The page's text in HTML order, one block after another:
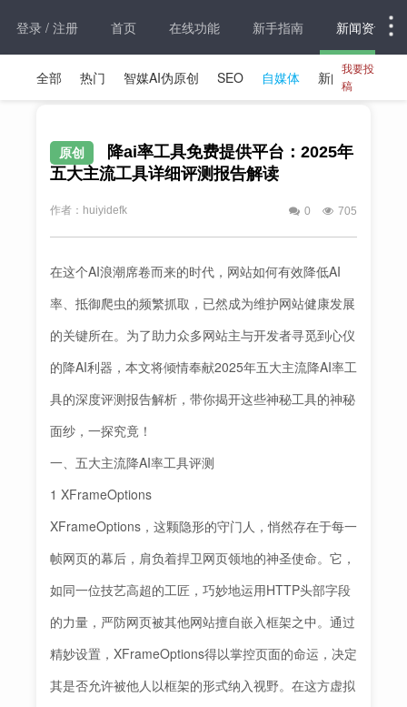
登录 / 注册 首页 在线功能 新手指南 新闻资讯
全部 热门 智媒AI伪原创 SEO 自媒体 新闻资讯
我要投
稿
原创
降ai率工具免费提供平台：2025年
五大主流工具详细评测报告解读
作者：huiyidefk 0 705
在这个AI浪潮席卷而来的时代，网站如何有效降低AI
率、抵御爬虫的频繁抓取，已然成为维护网站健康发展
的关键所在。为了助力众多网站主与开发者寻觅到心仪
的降AI利器，本文将倾情奉献2025年五大主流降AI率工
具的深度评测报告解析，带你揭开这些神秘工具的神秘
面纱，一探究竟！
一、五大主流降AI率工具评测
1 XFrameOptions
XFrameOptions，这颗隐形的守门人，悄然存在于每一
帧网页的幕后，肩负着捍卫网页领地的神圣使命。它，
如同一位技艺高超的工匠，巧妙地运用HTTP头部字段
的力量，严防网页被其他网站擅自嵌入框架之中。通过
精妙设置，XFrameOptions得以掌控页面的命运，决定
其是否允许被他人以框架的形式纳入视野。在这方虚拟